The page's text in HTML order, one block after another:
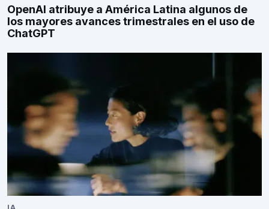
OpenAI atribuye a América Latina algunos de
los mayores avances trimestrales en el uso de
ChatGPT